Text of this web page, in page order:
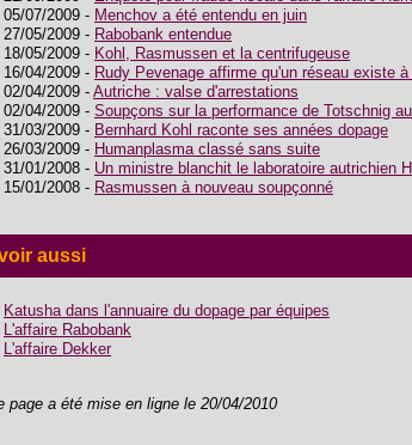
05/07/2009 - Menchov a été entendu en juin
27/05/2009 - Rabobank entendue
18/05/2009 - Kohl, Rasmussen et la centrifugeuse
16/04/2009 - Rudy Pevenage affirme qu'un réseau existe
02/04/2009 - Autriche : valse d'arrestations
02/04/2009 - Soupçons sur la performance de Totschnig
31/03/2009 - Bernhard Kohl raconte ses années dopage
26/03/2009 - Humanplasma classé sans suite
31/01/2008 - Un ministre blanchit le laboratoire autrichien
15/01/2008 - Rasmussen à nouveau soupçonné
voir aussi
Katusha dans l'annuaire du dopage par équipes
L'affaire Rabobank
L'affaire Dekker
page a été mise en ligne le 20/04/2010